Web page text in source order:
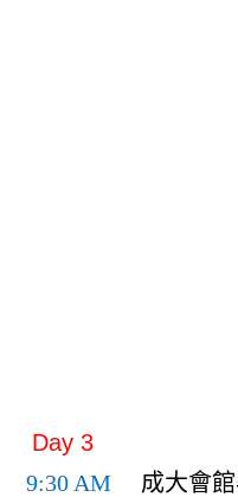
Day 3
9:30 AM 成大會